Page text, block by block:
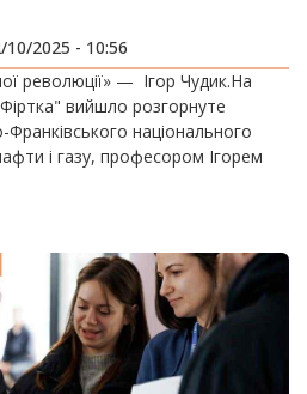
2025 - 10:56
революції» — Ігор Чудик.На
вийшло розгорнуте
Франківського національного
і газу, професором Ігорем